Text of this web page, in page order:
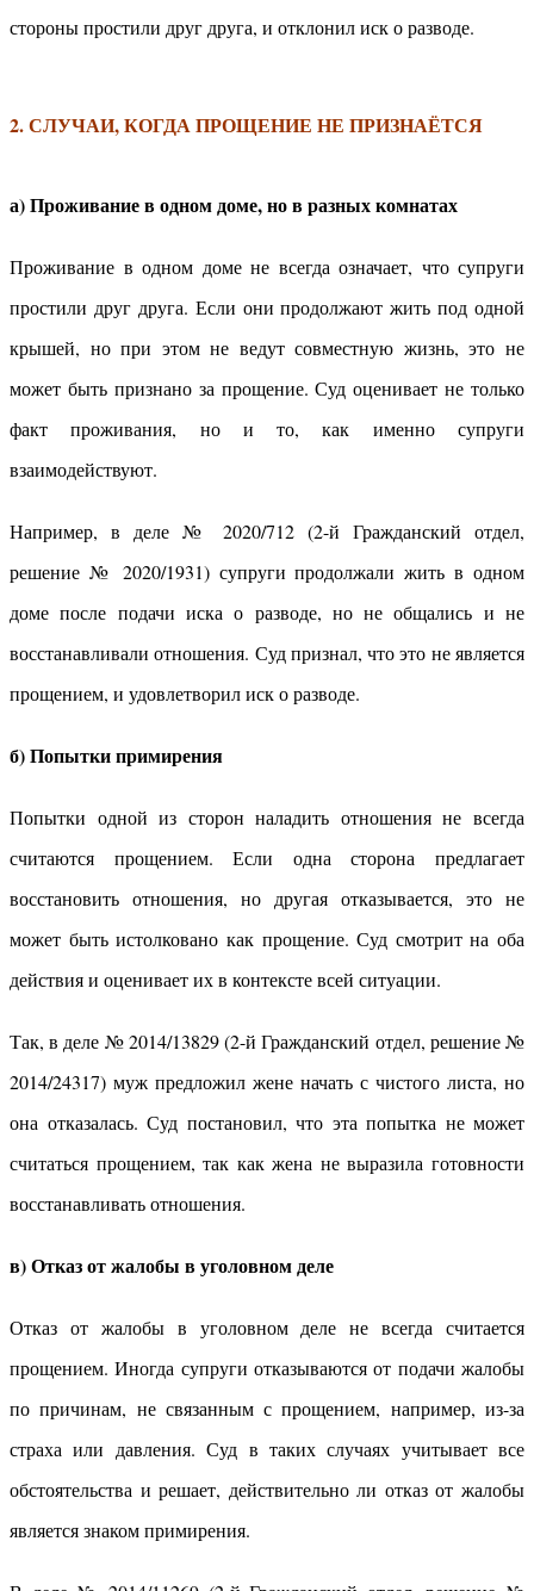
стороны простили друг друга, и отклонил иск о разводе.
2. СЛУЧАИ, КОГДА ПРОЩЕНИЕ НЕ ПРИЗНАЁТСЯ
а) Проживание в одном доме, но в разных комнатах
Проживание в одном доме не всегда означает, что супруги
простили друг друга. Если они продолжают жить под одной
крышей, но при этом не ведут совместную жизнь, это не
может быть признано за прощение. Суд оценивает не только
факт проживания, но и то, как именно супруги
взаимодействуют.
Например, в деле № 2020/712 (2-й Гражданский отдел,
решение № 2020/1931) супруги продолжали жить в одном
доме после подачи иска о разводе, но не общались и не
восстанавливали отношения. Суд признал, что это не является
прощением, и удовлетворил иск о разводе.
б) Попытки примирения
Попытки одной из сторон наладить отношения не всегда
считаются прощением. Если одна сторона предлагает
восстановить отношения, но другая отказывается, это не
может быть истолковано как прощение. Суд смотрит на оба
действия и оценивает их в контексте всей ситуации.
Так, в деле № 2014/13829 (2-й Гражданский отдел, решение №
2014/24317) муж предложил жене начать с чистого листа, но
она отказалась. Суд постановил, что эта попытка не может
считаться прощением, так как жена не выразила готовности
восстанавливать отношения.
в) Отказ от жалобы в уголовном деле
Отказ от жалобы в уголовном деле не всегда считается
прощением. Иногда супруги отказываются от подачи жалобы
по причинам, не связанным с прощением, например, из-за
страха или давления. Суд в таких случаях учитывает все
обстоятельства и решает, действительно ли отказ от жалобы
является знаком примирения.